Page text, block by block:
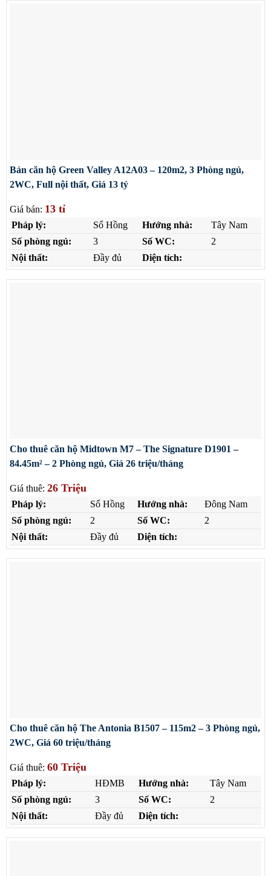
Bán căn hộ Green Valley A12A03 – 120m2, 3 Phòng ngủ,
2WC, Full nội thất, Giá 13 tỷ
Giá bán: 13 tỉ
Pháp lý: Sổ Hồng Hướng nhà:
Tây Nam
Số phòng ngủ:
3 Số WC:
2
Nội thất:
Đầy đủ Diện tích:
Cho thuê căn hộ Midtown M7 – The Signature D1901 –
84.45m² – 2 Phòng ngủ, Giá 26 triệu/tháng
Giá thuê: 26 Triệu
Pháp lý: Sổ Hồng Hướng nhà:
Đông Nam
Số phòng ngủ:
2 Số WC:
2
Nội thất:
Đầy đủ Diện tích:
Cho thuê căn hộ The Antonia B1507 – 115m2 – 3 Phòng ngủ,
2WC, Giá 60 triệu/tháng
Giá thuê: 60 Triệu
Pháp lý: HĐMB Hướng nhà:
Tây Nam
Số phòng ngủ:
3 Số WC:
2
Nội thất:
Đầy đủ Diện tích: